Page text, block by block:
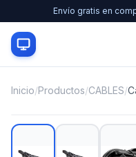
Envío gratis en
Inicio/Productos/CABLES/